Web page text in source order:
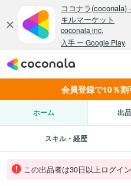
会員登録で10％割
ホーム 出
スキル・経歴
この出品者は30日以上ログイ